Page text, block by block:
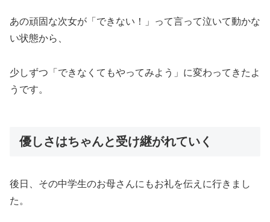
あの頑固な次女が「できない！」って言って泣いて動かな
い状態から、
少しずつ「できなくてもやってみよう」に変わってきたよ
うです。
優しさはちゃんと受け継がれていく
後日、その中学生のお母さんにもお礼を伝えに行きまし
た。